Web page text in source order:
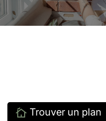
Trouver un plan